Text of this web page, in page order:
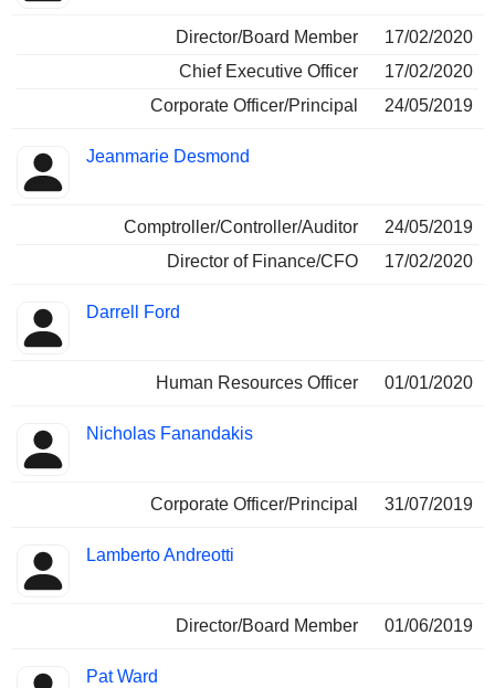
Director/Board Member
17/02/2020
Chief Executive Officer
17/02/2020
Corporate Officer/Principal
24/05/2019
Jeanmarie Desmond
Comptroller/Controller/Auditor
24/05/2019
Director of Finance/CFO
17/02/2020
Darrell Ford
Human Resources Officer 01/01/2020
Nicholas Fanandakis
Corporate Officer/Principal 31/07/2019
Lamberto Andreotti
Director/Board Member 01/06/2019
Pat Ward